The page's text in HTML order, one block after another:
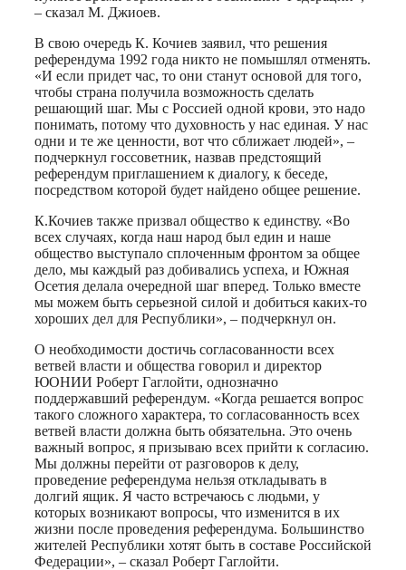
– сказал М. Джиоев.
В свою очередь К. Кочиев заявил, что решения
референдума 1992 года никто не помышлял отменять.
«И если придет час, то они станут основой для того,
чтобы страна получила возможность сделать
решающий шаг. Мы с Россией одной крови, это надо
понимать, потому что духовность у нас единая. У нас
одни и те же ценности, вот что сближает людей», –
подчеркнул госсоветник, назвав предстоящий
референдум приглашением к диалогу, к беседе,
посредством которой будет найдено общее решение.
К.Кочиев также призвал общество к единству. «Во
всех случаях, когда наш народ был един и наше
общество выступало сплоченным фронтом за общее
дело, мы каждый раз добивались успеха, и Южная
Осетия делала очередной шаг вперед. Только вместе
мы можем быть серьезной силой и добиться каких-то
хороших дел для Республики», – подчеркнул он.
О необходимости достичь согласованности всех
ветвей власти и общества говорил и директор
ЮОНИИ Роберт Гаглойти, однозначно
поддержавший референдум. «Когда решается вопрос
такого сложного характера, то согласованность всех
ветвей власти должна быть обязательна. Это очень
важный вопрос, я призываю всех прийти к согласию.
Мы должны перейти от разговоров к делу,
проведение референдума нельзя откладывать в
долгий ящик. Я часто встречаюсь с людьми, у
которых возникают вопросы, что изменится в их
жизни после проведения референдума. Большинство
жителей Республики хотят быть в составе Российской
Федерации», – сказал Роберт Гаглойти.